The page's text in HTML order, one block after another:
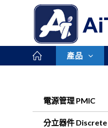
產品
電源管理 PMIC
分立器件 Discrete